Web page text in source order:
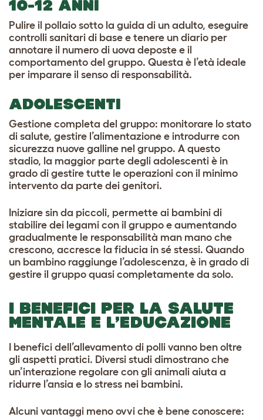
10-12 ANNI
Pulire il pollaio sotto la guida di un adulto, eseguire
controlli sanitari di base e tenere un diario per
annotare il numero di uova deposte e il
comportamento del gruppo. Questa è l’età ideale
per imparare il senso di responsabilità.
ADOLESCENTI
Gestione completa del gruppo: monitorare lo stato
di salute, gestire l’alimentazione e introdurre con
sicurezza nuove galline nel gruppo. A questo
stadio, la maggior parte degli adolescenti è in
grado di gestire tutte le operazioni con il minimo
intervento da parte dei genitori.
Iniziare sin da piccoli, permette ai bambini di
stabilire dei legami con il gruppo e aumentando
gradualmente le responsabilità man mano che
crescono, accresce la fiducia in sé stessi. Quando
un bambino raggiunge l’adolescenza, è in grado di
gestire il gruppo quasi completamente da solo.
I BENEFICI PER LA SALUTE
MENTALE E L’EDUCAZIONE
I benefici dell’allevamento di polli vanno ben oltre
gli aspetti pratici. Diversi studi dimostrano che
un’interazione regolare con gli animali aiuta a
ridurre l’ansia e lo stress nei bambini.
Alcuni vantaggi meno ovvi che è bene conoscere: